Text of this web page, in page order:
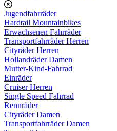
Jugendfahrräder
Hardtail Mountainbikes
Erwachsenen Fahrräder
Transportfahrräder Herren
Cityräder Herren
Hollandräder Damen
Mutter-Kind-Fahrrad
Einräder
Cruiser Herren
Single Speed Fahrrad
Rennräder
Cityräder Damen
Transportfahrräder Damen